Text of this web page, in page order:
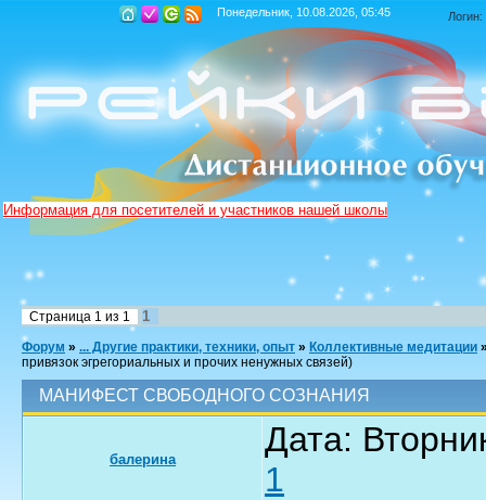
Понедельник, 10.08.2026, 05:45 Логин:
Информация для посетителей и участников нашей школы
Страница 1 из 1 1
Форум » ... Другие практики, техники, опыт » Коллективные медитации
привязок эгрегориальных и прочих ненужных связей)
МАНИФЕСТ СВОБОДНОГО СОЗНАНИЯ
балерина
Дата:
1